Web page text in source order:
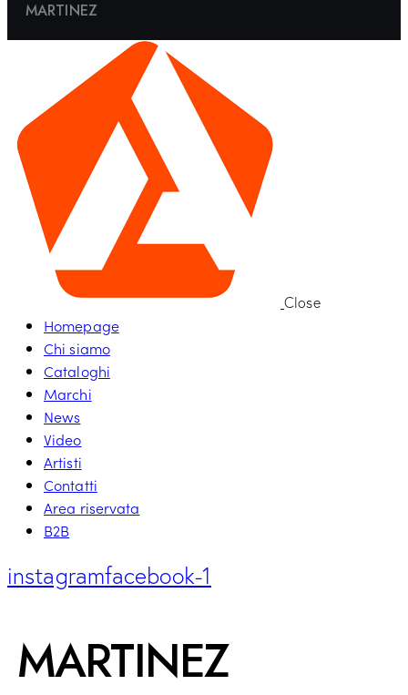
MARTINEZ
Close
Homepage
Chi siamo
Cataloghi
Marchi
News
Video
Artisti
Contatti
Area riservata
B2B
instagramfacebook-1
MARTINEZ